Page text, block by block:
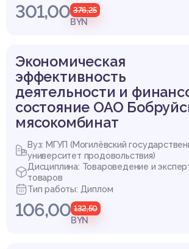
301,00 376,25
BYN
Экономическая
эффективность
деятельности и
состояние ОАО
мясокомбинат
Вуз: МГУП (Могилёвский
университет продовольствия)
Дисциплина: Товароведение и
товаров
Тип работы: Диплом
106,00 132,50
BYN